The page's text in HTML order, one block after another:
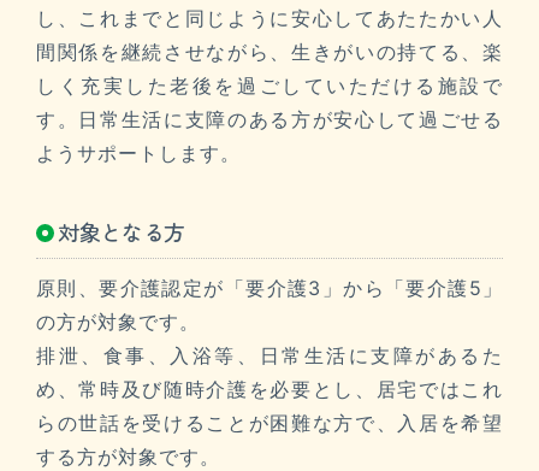
し、これまでと同じように安心してあたたかい人
間関係を継続させながら、生きがいの持てる、楽
しく充実した老後を過ごしていただける施設で
す。日常生活に支障のある方が安心して過ごせる
ようサポートします。
対象となる方
原則、要介護認定が「要介護3」から「要介護5」
の方が対象です。
排泄、食事、入浴等、日常生活に支障があるた
め、常時及び随時介護を必要とし、居宅ではこれ
らの世話を受けることが困難な方で、入居を希望
する方が対象です。